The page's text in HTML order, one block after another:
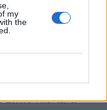
my
the
è stata
prendendo
ragazza ai
Little Richard